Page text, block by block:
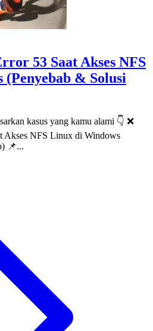
53 Saat Akses NFS
& Solusi
kasus yang kamu alami 👇 ❌
Akses NFS Linux di Windows
📌...